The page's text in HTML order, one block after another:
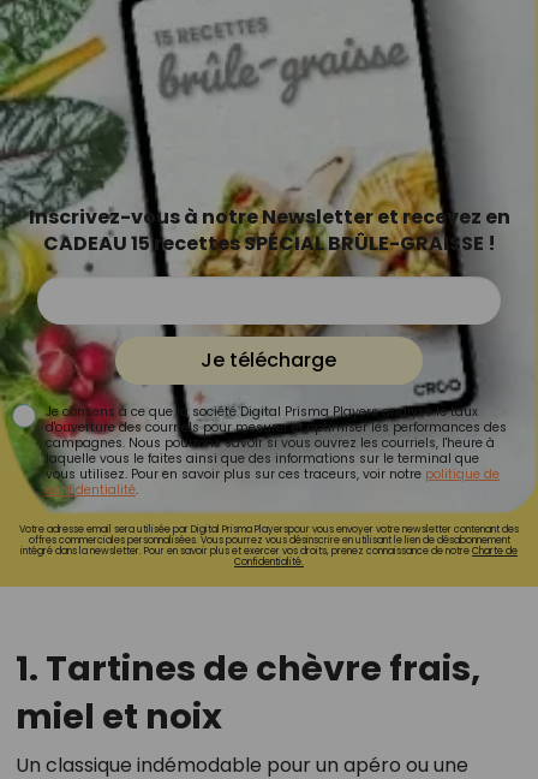
Inscrivez-vous à notre Newsletter et recevez en
CADEAU 15 recettes SPÉCIAL BRÛLE-GRAISSE !
Je télécharge
Je consens à ce que la société Digital Prisma Players analyse le taux
d'ouverture des courriels pour mesurer et optimiser les performances des
campagnes. Nous pourrons savoir si vous ouvrez les courriels, l'heure à
laquelle vous le faites ainsi que des informations sur le terminal que
vous utilisez. Pour en savoir plus sur ces traceurs, voir notre politique de
confidentialité.
Votre adresse email sera utilisée par Digital Prisma Playerspour vous envoyer votre newsletter contenant des
offres commerciales personnalisées. Vous pourrez vous désinscrire en utilisant le lien de désabonnement
intégré dans la newsletter. Pour en savoir plus et exercer vos droits, prenez connaissance de notreCharte de
Confidentialité.
1. Tartines de chèvre frais,
miel et noix
Un classique indémodable pour un apéro ou une